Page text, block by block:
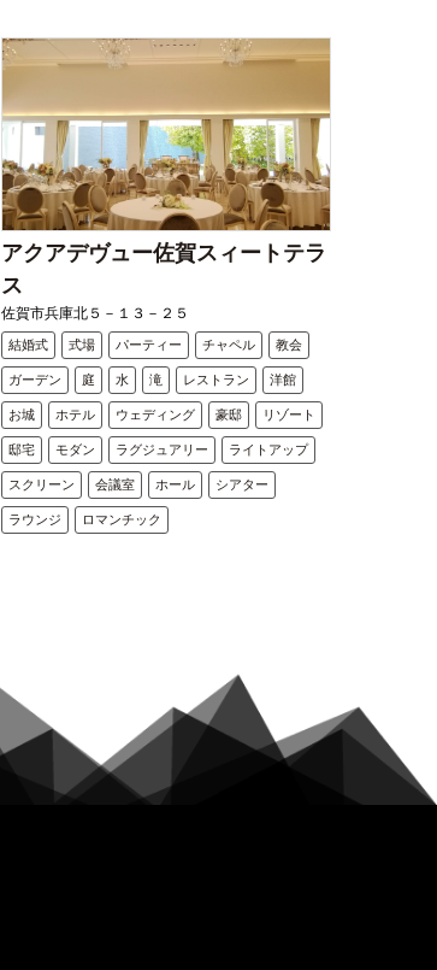
アクアデヴュー佐賀スィートテラ
ス
佐賀市兵庫北５－１３－２５
結婚式 式場 パーティー チャペル 教会
ガーデン 庭 水 滝 レストラン 洋館
お城 ホテル ウェディング 豪邸 リゾート
邸宅 モダン ラグジュアリー ライトアップ
スクリーン 会議室 ホール シアター
ラウンジ ロマンチック